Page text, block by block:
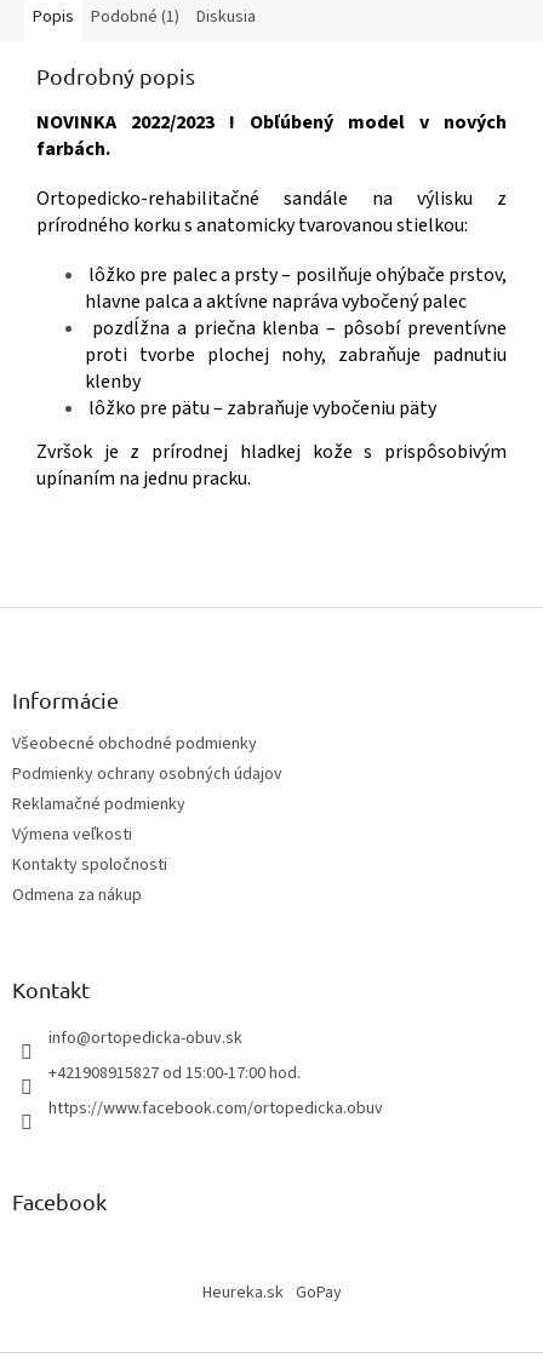
Popis Podobné (1) Diskusia
Podrobný popis
NOVINKA 2022/2023 ! Obľúbený model v nových
farbách.
Ortopedicko-rehabilitačné sandále na výlisku z
prírodného korku s anatomicky tvarovanou stielkou:
lôžko pre palec a prsty – posilňuje ohýbače prstov,
hlavne palca a aktívne napráva vybočený palec
pozdĺžna a priečna klenba – pôsobí preventívne
proti tvorbe plochej nohy, zabraňuje padnutiu
klenby
lôžko pre pätu – zabraňuje vybočeniu päty
Zvršok je z prírodnej hladkej kože s prispôsobivým
upínaním na jednu pracku.
Z
Informácie
Všeobecné obchodné podmienky
Podmienky ochrany osobných údajov
Reklamačné podmienky
Výmena veľkosti
Kontakty spoločnosti
Odmena za nákup
Kontakt
info@ortopedicka-obuv.sk
+421908915827 od 15:00-17:00 hod.
https://www.facebook.com/ortopedicka.obuv
Facebook
Heureka.sk GoPay